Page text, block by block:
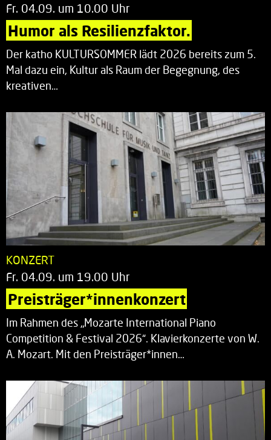
Fr. 04.09. um 10.00 Uhr
Humor als Resilienzfaktor.
Der katho KULTURSOMMER lädt 2026 bereits zum 5.
Mal dazu ein, Kultur als Raum der Begegnung, des
kreativen…
KONZERT
Fr. 04.09. um 19.00 Uhr
Preisträger*innenkonzert
Im Rahmen des „Mozarte International Piano
Competition & Festival 2026“. Klavierkonzerte von W.
A. Mozart. Mit den Preisträger*innen…